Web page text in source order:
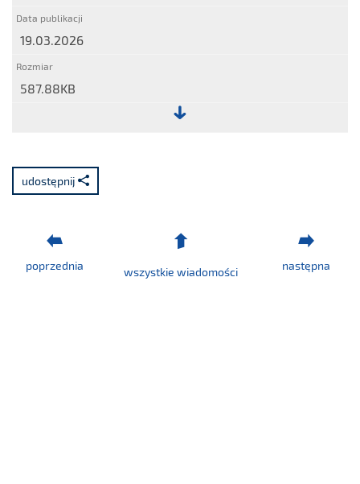
19.03.2026
587.88KB
13/2026
udostępnij
poprzednia wszystkie wiadomości następna